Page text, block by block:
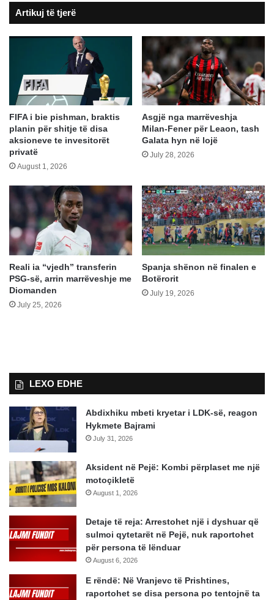
Artikuj të tjerë
FIFA i bie pishman, braktis
planin për shitje të disa
aksioneve te invesitorët
privatë
August 1, 2026
Asgjë nga marrëveshja
Milan-Fener për Leaon, tash
Galata hyn në lojë
July 28, 2026
Reali ia “vjedh” transferin
PSG-së, arrin marrëveshje me
Diomanden
July 25, 2026
Spanja shënon në finalen e
Botërorit
July 19, 2026
LEXO EDHE
Abdixhiku mbeti kryetar i LDK-së, reagon
Hykmete Bajrami
July 31, 2026
Aksident në Pejë: Kombi përplaset me një
motoçikletë
August 1, 2026
Detaje të reja: Arrestohet një i dyshuar që
sulmoi qytetarët në Pejë, nuk raportohet
për persona të lënduar
August 6, 2026
E rëndë: Në Vranjevc të Prishtines,
raportohet se disa persona po tentojnë ta